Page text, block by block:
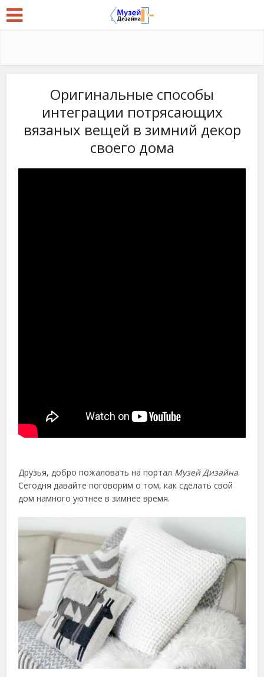
Оригинальные способы
интеграции потрясающих
вязаных вещей в зимний декор
своего дома
Друзья, добро пожаловать на портал Музей Дизайна.
Сегодня давайте поговорим о том, как сделать свой
дом намного уютнее в зимнее время.